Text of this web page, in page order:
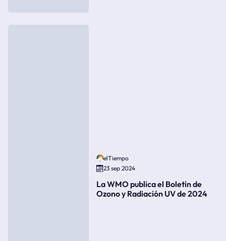
elTiempo
23 sep 2024
La WMO publica el Boletín de
Ozono y Radiación UV de 2024